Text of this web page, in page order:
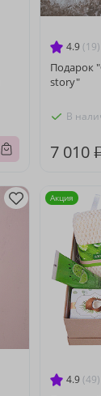
4.9 (19)
Подарок
story"
В
7 010
4.9 (49)
Акция